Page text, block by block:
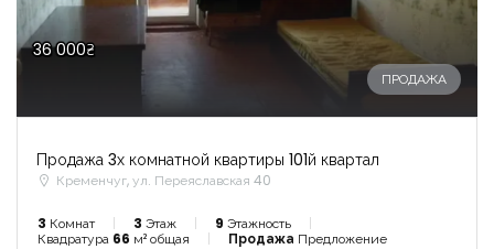
36 000₴
ПРОДАЖА
Продажа 3х комнатной квартиры 101й квартал
Кременчуг, ул. Переяславская 40
3 Комнат 3 Этаж 9 Этажность
Квадратура 66 м² общая Продажа Предложение